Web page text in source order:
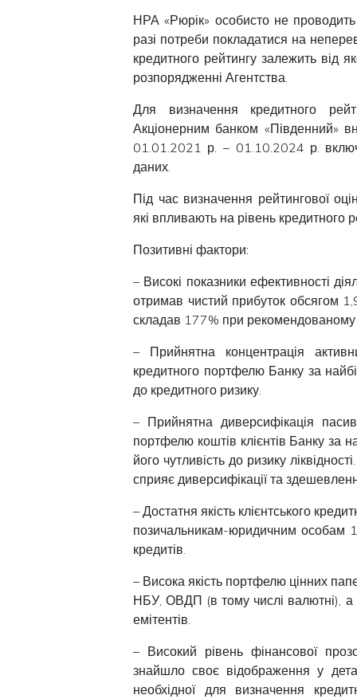
НРА «Рюрік» особисто не
разі потреби покладатися на
кредитного рейтингу залежить від
розпорядженні Агентства.
Для визначення кредитного
Акціонерним банком «Південний»
01.01.2021 р. − 01.10.2024 р.
даних.
Під час визначення рейтингової
які впливають на рівень кредитного
Позитивні фактори:
– Високі показники ефективності
отримав чистий прибуток обсягом
складав 177% при рекомендованому
– Прийнятна концентрація
кредитного портфелю Банку за
до кредитного ризику.
– Прийнятна диверсифікація
портфелю коштів клієнтів Банку за
його чутливість до ризику
сприяє диверсифікації та
– Достатня якість клієнтського
позичальникам-юридичним особам
кредитів.
– Висока якість портфелю цінних
НБУ, ОВДП (в тому числі валютні), а
емітентів.
– Високий рівень фінансової
знайшло своє відображення у
необхідної для визначення